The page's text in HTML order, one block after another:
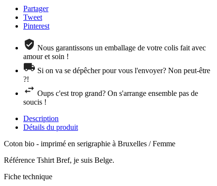
Partager
Tweet
Pinterest
Nous garantissons un emballage de votre colis fait avec
amour et soin !
Si on va se dépêcher pour vous l'envoyer? Non peut-être
?!
Oups c'est trop grand? On s'arrange ensemble pas de
soucis !
Description
Détails du produit
Coton bio - imprimé en serigraphie à Bruxelles / Femme
Référence Tshirt Bref, je suis Belge.
Fiche technique